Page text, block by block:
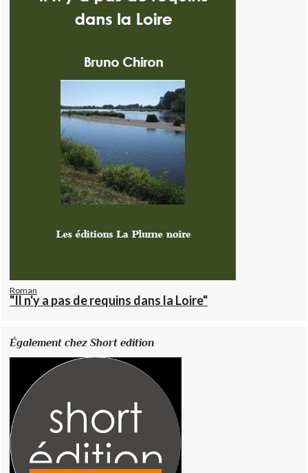
Roman
"Il n'y a pas de requins dans la Loire"
Également chez Short edition